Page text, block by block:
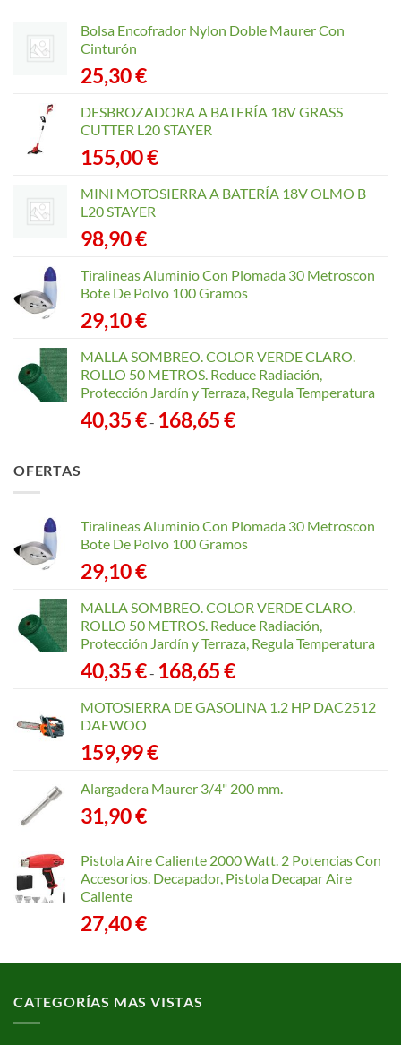
Bolsa Encofrador Nylon Doble Maurer Con
Cinturón
25,30€
DESBROZADORA A BATERÍA 18V GRASS
CUTTER L20 STAYER
155,00€
MINI MOTOSIERRA A BATERÍA 18V OLMO B
L20 STAYER
98,90€
Tiralineas Aluminio Con Plomada 30 Metroscon
Bote De Polvo 100 Gramos
29,10€
MALLA SOMBREO. COLOR VERDE CLARO.
ROLLO 50 METROS. Reduce Radiación,
Protección Jardín y Terraza, Regula Temperatura
40,35€- 168,65€Rango
168,65 €
OFERTAS
Tiralineas Aluminio Con Plomada 30 Metroscon
Bote De Polvo 100 Gramos
29,10€
MALLA SOMBREO. COLOR VERDE CLARO.
ROLLO 50 METROS. Reduce Radiación,
Protección Jardín y Terraza, Regula Temperatura
40,35€- 168,65€Rango
precios:
MOTOSIERRA DE GASOLINA 1.2 HP DAC2512
DAEWOO
159,99€
Alargadera Maurer 3/4" 200 mm.
31,90€
Pistola Aire Caliente 2000 Watt. 2 Potencias Con
Accesorios. Decapador, Pistola Decapar Aire
Caliente
27,40€
CATEGORÍAS MAS VISTAS